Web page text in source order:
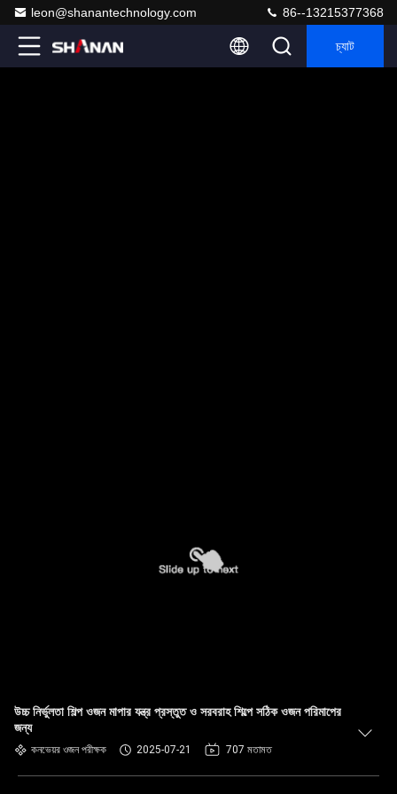
leon@shanantechnology.com 86--13215377368
চ্যাট
উচ্চ নির্ভুলতা শিল্প ওজন মাপার যন্ত্র প্রস্তুত ও সরবরাহ শিল্পে সঠিক ওজন পরিমাপের
জন্য
কনভেয়র ওজন পরীক্ষক 2025-07-21 707 মতামত